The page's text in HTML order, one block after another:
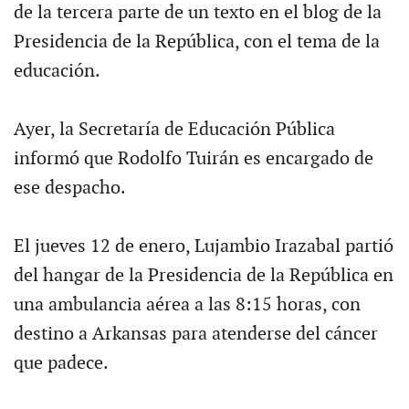
de la tercera parte de un texto en el blog de la
Presidencia de la República, con el tema de la
educación.
Ayer, la Secretaría de Educación Pública
informó que Rodolfo Tuirán es encargado de
ese despacho.
El jueves 12 de enero, Lujambio Irazabal partió
del hangar de la Presidencia de la República en
una ambulancia aérea a las 8:15 horas, con
destino a Arkansas para atenderse del cáncer
que padece.